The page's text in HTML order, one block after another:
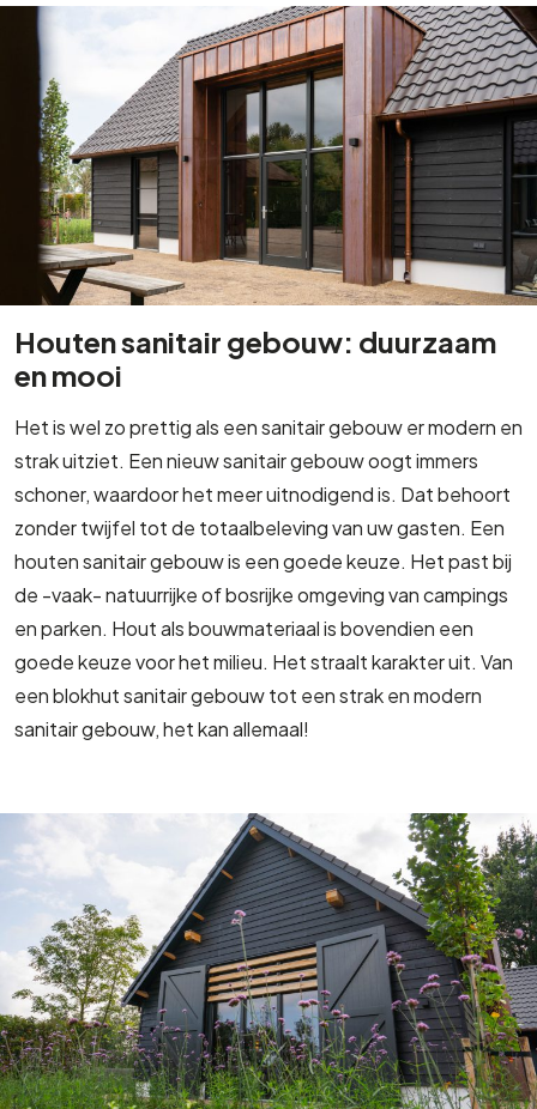
Houten sanitair gebouw: duurzaam
en mooi
Het is wel zo prettig als een sanitair gebouw er modern en
strak uitziet. Een nieuw sanitair gebouw oogt immers
schoner, waardoor het meer uitnodigend is. Dat behoort
zonder twijfel tot de totaalbeleving van uw gasten. Een
houten sanitair gebouw is een goede keuze. Het past bij
de -vaak- natuurrijke of bosrijke omgeving van campings
en parken. Hout als bouwmateriaal is bovendien een
goede keuze voor het milieu. Het straalt karakter uit. Van
een blokhut sanitair gebouw tot een strak en modern
sanitair gebouw, het kan allemaal!